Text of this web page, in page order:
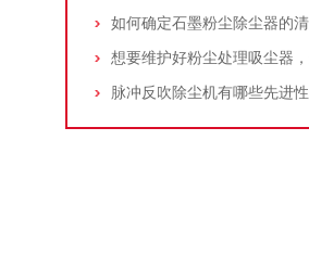
脉冲反吹除尘机有哪些先进性